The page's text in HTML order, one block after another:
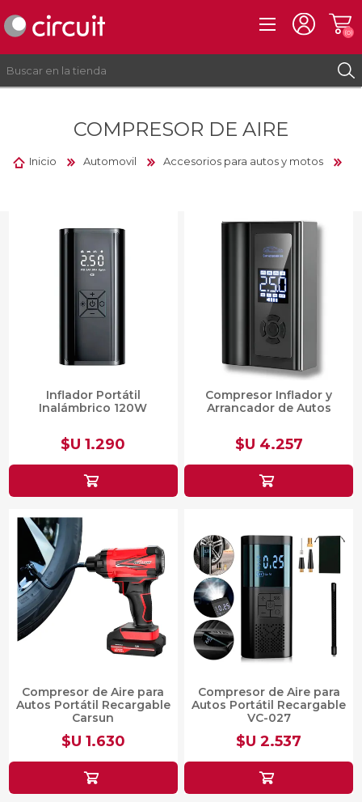
REGISTRO
INICIAR SESIÓN
(0)
COMPRESOR DE AIRE
Inicio Automovil Accesorios para autos y motos
Inflador Portátil
Inalámbrico 120W
$U 1.290
Compresor Inflador y
Arrancador de Autos
$U 4.257
Compresor de Aire para
Autos Portátil Recargable
Carsun
$U 1.630
Compresor de Aire para
Autos Portátil Recargable
VC-027
$U 2.537